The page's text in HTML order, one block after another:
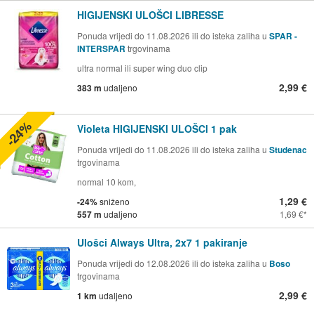
HIGIJENSKI ULOŠCI LIBRESSE
Ponuda vrijedi do 11.08.2026 ili do isteka zaliha u SPAR -
INTERSPAR trgovinama
ultra normal ili super wing duo clip
383 m udaljeno 2,99 €
Violeta HIGIJENSKI ULOŠCI 1 pak
Ponuda vrijedi do 11.08.2026 ili do isteka zaliha u Studenac
trgovinama
normal 10 kom,
-24%sniženo
557 m udaljeno
1,29 €
1,69 €
-24%
Ulošci Always Ultra, 2x7 1 pakiranje
Ponuda vrijedi do 12.08.2026 ili do isteka zaliha u Boso
trgovinama
1 km udaljeno 2,99 €